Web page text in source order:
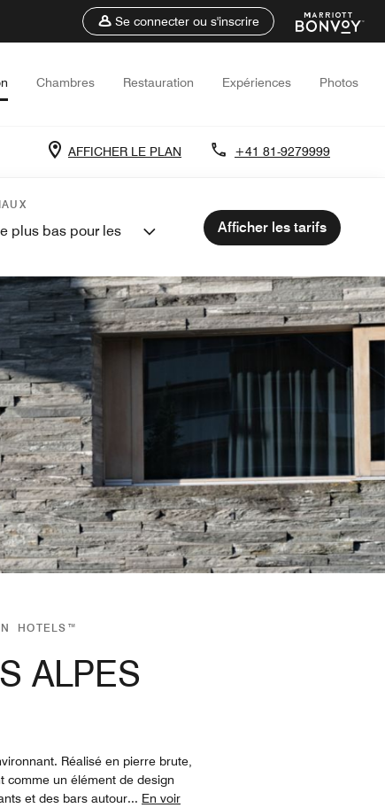
Se connecter ou s'inscrire
Chambres Restauration Expériences Photos
AFFICHER LE PLAN +41 81-9279999
plus bas pour les
Afficher les tarifs
HOTELS™
ALPES
Réalisé en pierre brute,
comme un élément de design
et des bars autour... En voir